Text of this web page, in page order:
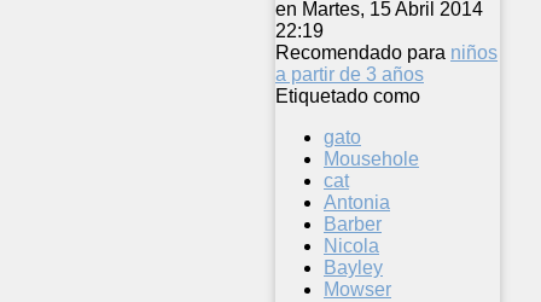
en Martes, 15 Abril 2014
22:19
Recomendado para niños
a partir de 3 años
Etiquetado como
gato
Mousehole
cat
Antonia
Barber
Nicola
Bayley
Mowser